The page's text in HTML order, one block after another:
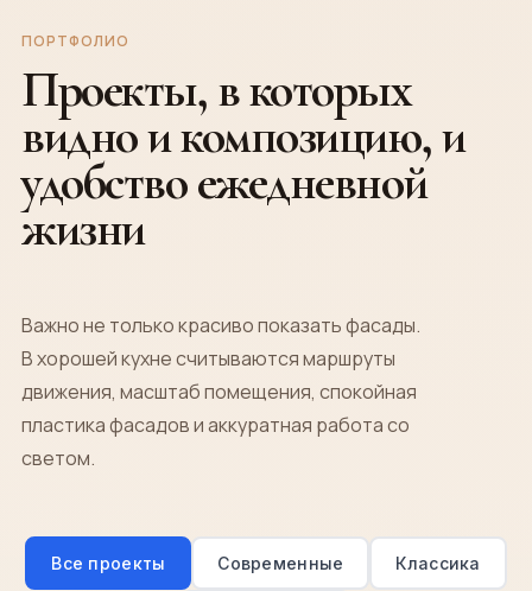
ПОРТФОЛИО
Проекты, в которых
видно и композицию, и
удобство ежедневной
жизни
Важно не только красиво показать фасады.
В хорошей кухне считываются маршруты
движения, масштаб помещения, спокойная
пластика фасадов и аккуратная работа со
светом.
Все проекты Современные Классика